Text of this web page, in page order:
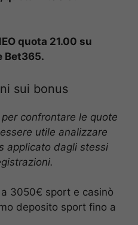
quota 21.00 su
Bet365.
sui bonus
confrontare le quote
utile analizzare
applicato dagli stessi
a 3050€ sport e casinò
deposito sport fino a